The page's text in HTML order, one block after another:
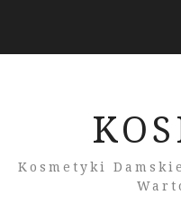
Kosmetyki